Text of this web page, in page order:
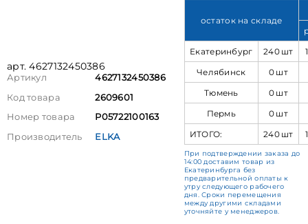
арт. 4627132450386
Артикул
4627132450386
Код товара
2609601
Номер товара
Р05722100163
Производитель
ELKA
остаток на складе
Екатеринбург
240 шт
Челябинск
0 шт
Тюмень
0 шт
Пермь
0 шт
ИТОГО:
240 шт
При подтверждении заказа до
14:00 доставим товар из
Екатеринбурга без
предварительной оплаты к
утру следующего рабочего
дня. Сроки перемещения
между другими складами
уточняйте у менеджеров.